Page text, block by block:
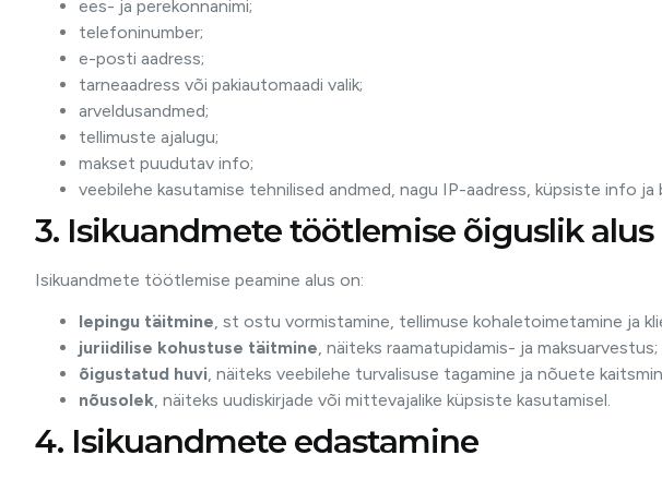
ees- ja perekonnanimi;
telefoninumber;
e-posti aadress;
tarneaadress või pakiautomaadi valik;
arveldusandmed;
tellimuste ajalugu;
makset puudutav info;
veebilehe kasutamise tehnilised andmed, nagu IP-aadress, küpsiste info ja
3. Isikuandmete töötlemise õiguslik alus
Isikuandmete töötlemise peamine alus on:
lepingu täitmine, st ostu vormistamine, tellimuse kohaletoimetamine ja
juriidilise kohustuse täitmine, näiteks raamatupidamis- ja maksuarvestus;
õigustatud huvi, näiteks veebilehe turvalisuse tagamine ja nõuete
nõusolek, näiteks uudiskirjade või mittevajalike küpsiste kasutamisel.
4. Isikuandmete edastamine